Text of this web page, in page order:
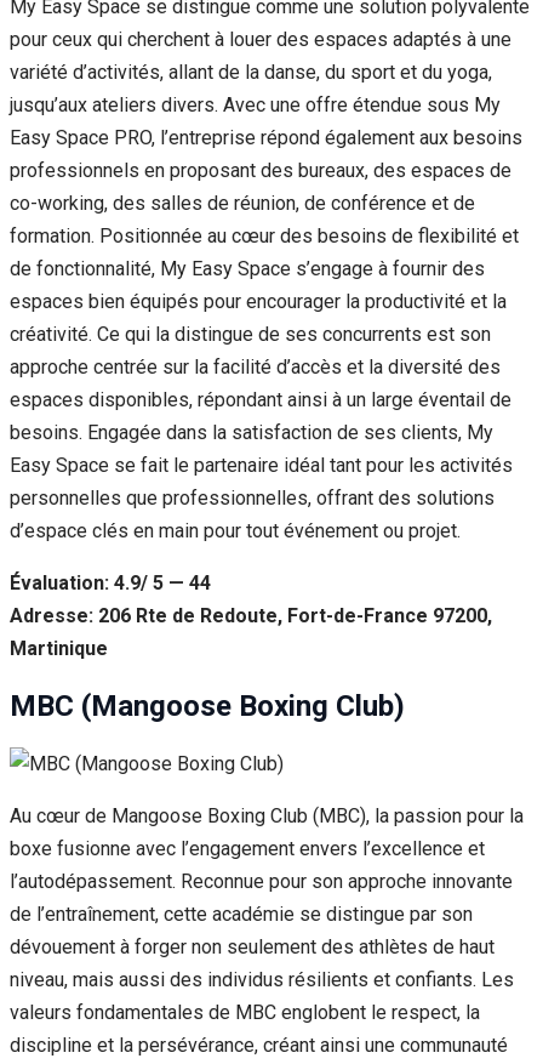
My Easy Space se distingue comme une solution polyvalente
pour ceux qui cherchent à louer des espaces adaptés à une
variété d’activités, allant de la danse, du sport et du yoga,
jusqu’aux ateliers divers. Avec une offre étendue sous My
Easy Space PRO, l’entreprise répond également aux besoins
professionnels en proposant des bureaux, des espaces de
co-working, des salles de réunion, de conférence et de
formation. Positionnée au cœur des besoins de flexibilité et
de fonctionnalité, My Easy Space s’engage à fournir des
espaces bien équipés pour encourager la productivité et la
créativité. Ce qui la distingue de ses concurrents est son
approche centrée sur la facilité d’accès et la diversité des
espaces disponibles, répondant ainsi à un large éventail de
besoins. Engagée dans la satisfaction de ses clients, My
Easy Space se fait le partenaire idéal tant pour les activités
personnelles que professionnelles, offrant des solutions
d’espace clés en main pour tout événement ou projet.
Évaluation: 4.9/ 5 — 44
Adresse: 206 Rte de Redoute, Fort-de-France 97200,
Martinique
MBC (Mangoose Boxing Club)
Au cœur de Mangoose Boxing Club (MBC), la passion pour la
boxe fusionne avec l’engagement envers l’excellence et
l’autodépassement. Reconnue pour son approche innovante
de l’entraînement, cette académie se distingue par son
dévouement à forger non seulement des athlètes de haut
niveau, mais aussi des individus résilients et confiants. Les
valeurs fondamentales de MBC englobent le respect, la
discipline et la persévérance, créant ainsi une communauté